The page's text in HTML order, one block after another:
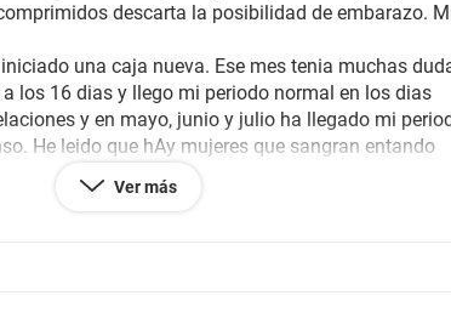
descarta la posibilidad de embarazo.
una caja nueva. Ese mes tenia muchas
los 16 dias y llego mi periodo normal en los dias
y en mayo, junio y julio ha llegado mi
He leido que hAy mujeres que sangran entando
eso a las 9 semanas de la ultima relacion me
Ver más